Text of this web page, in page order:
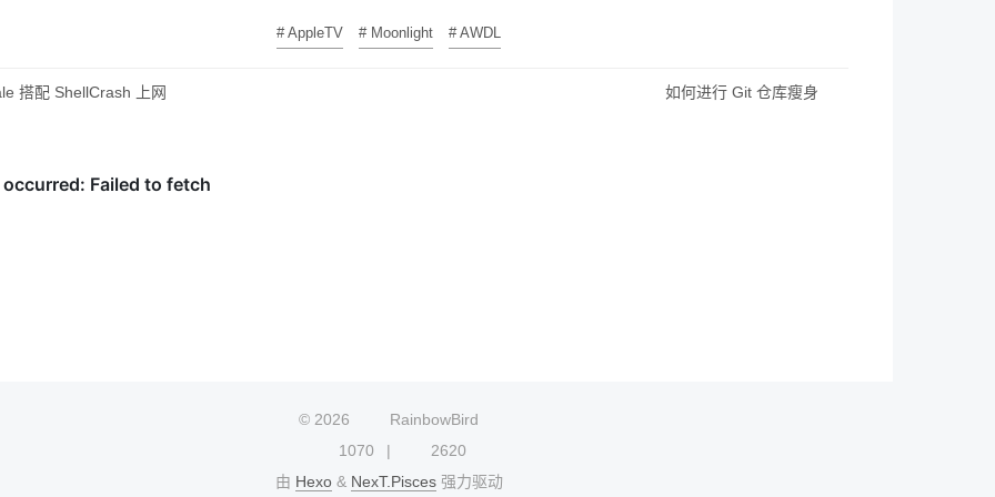
# AppleTV # Moonlight # AWDL
搭配 ShellCrash 上网 如何进行 Git 仓库瘦身
© 2026
RainbowBird
1070
2620
由 Hexo& NexT.Pisces强力驱动